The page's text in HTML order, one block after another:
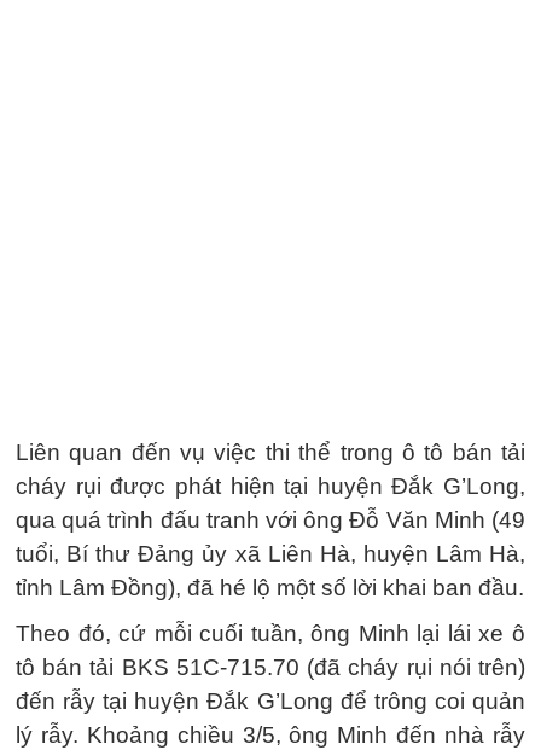
Liên quan đến vụ việc thi thể trong ô tô bán tải
cháy rụi được phát hiện tại huyện Đắk G’Long,
qua quá trình đấu tranh với ông Đỗ Văn Minh (49
tuổi, Bí thư Đảng ủy xã Liên Hà, huyện Lâm Hà,
tỉnh Lâm Đồng), đã hé lộ một số lời khai ban đầu.
Theo đó, cứ mỗi cuối tuần, ông Minh lại lái xe ô
tô bán tải BKS 51C-715.70 (đã cháy rụi nói trên)
đến rẫy tại huyện Đắk G’Long để trông coi quản
lý rẫy. Khoảng chiều 3/5, ông Minh đến nhà rẫy